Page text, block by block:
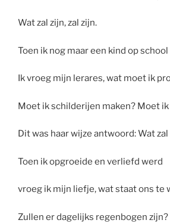
Wat zal zijn, zal zijn.
Toen ik nog maar een kind op school
Ik vroeg mijn lerares, wat moet ik
Moet ik schilderijen maken? Moet
Dit was haar wijze antwoord: Wat
Toen ik opgroeide en verliefd werd
vroeg ik mijn liefje, wat staat ons te
Zullen er dagelijks regenbogen zijn?